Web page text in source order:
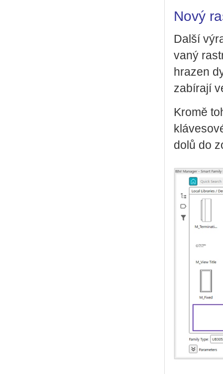
Nový
Další
va­ný
hra­zen
za­bí­ra­jí
Kromě
dolů do